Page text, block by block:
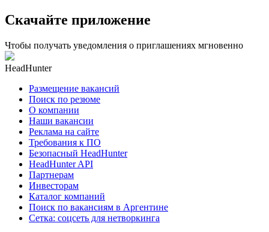
Скачайте приложение
Чтобы получать уведомления о приглашениях мгновенно
HeadHunter
Размещение вакансий
Поиск по резюме
О компании
Наши вакансии
Реклама на сайте
Требования к ПО
Безопасный HeadHunter
HeadHunter API
Партнерам
Инвесторам
Каталог компаний
Поиск по вакансиям в Аргентине
Сетка: соцсеть для нетворкинга